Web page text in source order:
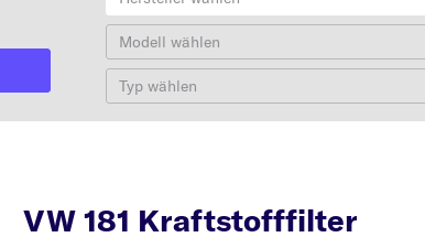
Modell wählen
Typ wählen
VW 181 Kraftstofffilter